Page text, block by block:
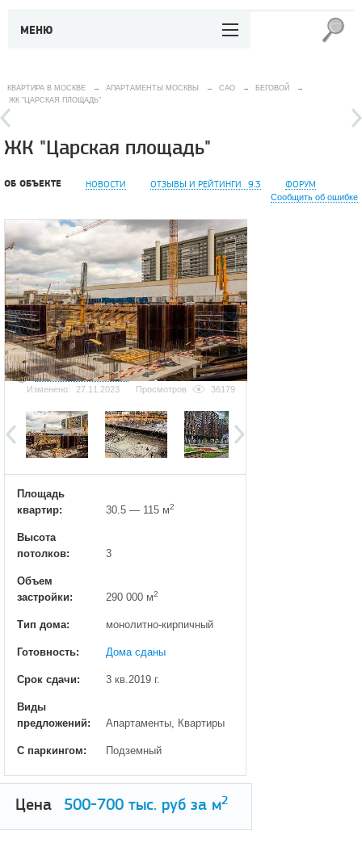
МЕНЮ
КВАРТИРА В МОСКВЕ → АПАРТАМЕНТЫ МОСКВЫ → САО → БЕГОВОЙ
→
ЖК "ЦАРСКАЯ ПЛОЩАДЬ"
ЖК "Царская площадь"
ОБ ОБЪЕКТЕ НОВОСТИ ОТЗЫВЫ И РЕЙТИНГИ 9.3 ФОРУМ
Сообщить об ошибке
Добавить фотографию
Изменено:
27.11.2023 Просмотров 36179
Площадь
квартир:
30.5 — 115 м2
Высота
потолков:
3
Объем
застройки:
290 000 м2
Тип дома: монолитно-кирпичный
Готовность: Дома сданы
Срок сдачи: 3 кв.2019 г.
Виды
предложений:
Апартаменты, Квартиры
С паркингом: Подземный
Цена 500-700 тыс. руб за м2